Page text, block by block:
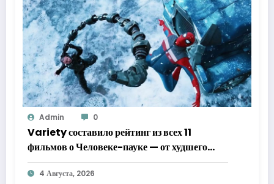
Admin 0
Variety составило рейтинг из всех 11
фильмов о Человеке-пауке — от худшего
к лучшему
4 Августа, 2026